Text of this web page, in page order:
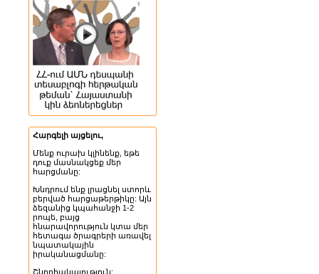
Հարգելի այցելու,
Մենք ուրախ կլինենք, եթե
դուք մասնակցեք մեր
հարցմանը:
Խնդրում ենք լրացնել ստորև
բերված հարցաթերթիկը: Այն
ձեզանից կպահանջի 1-2
րոպե, բայց
հնարավորություն կտա մեր
հետագա ծրագրերի առավել
նպատակային
իրականացմանը:
Շնորհակալություն: